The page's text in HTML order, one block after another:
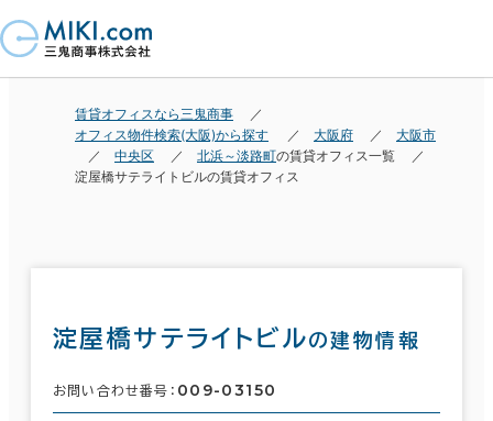
賃貸オフィスなら三鬼商事
オフィス物件検索(大阪)から探す
大阪府
大阪市
中央区
北浜～淡路町の賃貸オフィス一覧
淀屋橋サテライトビルの賃貸オフィス
淀屋橋サテライトビルの建物情報
お問い合わせ番号： 009-03150